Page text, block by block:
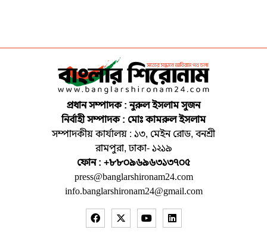
প্রধান সম্পাদক : নুরুল ইসলাম সুজন
নির্বাহী সম্পাদক : মোঃ কামরুল ইসলাম
সম্পাদকীয় কার্যালয় : ১৩, মেইন রোড, বনশ্রী
রামপুরা, ঢাকা- ১২১৯
ফোন : +৮৮০৯৬৯৬৩১৩৭০৫
press@banglarshironam24.com
info.banglarshironam24@gmail.com